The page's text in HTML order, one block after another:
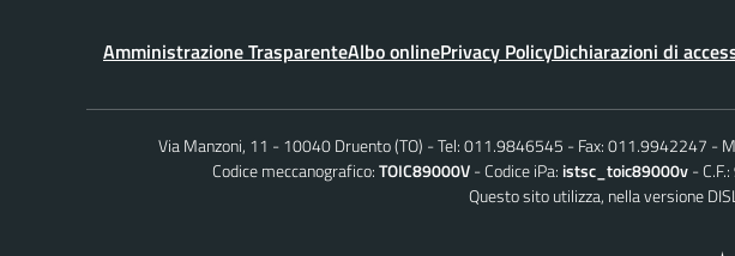
Amministrazione TrasparenteAlbo onlinePrivacy PolicyDichiarazioni di
Via Manzoni, 11 - 10040 Druento (TO) Tel: 011.9846545 Fax: 011.9942247
Codice meccanografico:TOIC89000V Codice iPa: istsc_toic89000v C.F.:
Questo sito utilizza, nella versione